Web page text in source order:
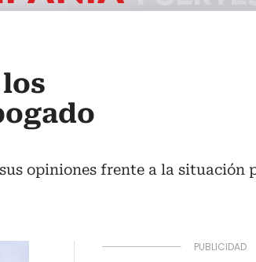
opiniones frente a la situación